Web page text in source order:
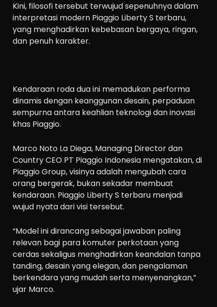
Kini, filosofi tersebut terwujud sepenuhnya dalam
interpretasi modern Piaggio Liberty S terbaru,
yang menghadirkan kebebasan bergaya, ringan,
dan penuh karakter.
Kendaraan roda dua ini memadukan performa
dinamis dengan keanggunan desain, perpaduan
sempurna antara keahlian teknologi dan inovasi
khas Piaggio.
Marco Noto La Diega, Managing Director dan
Country CEO PT Piaggio Indonesia mengatakan, di
Piaggio Group, visinya adalah mengubah cara
orang bergerak, bukan sekadar membuat
kendaraan. Piaggio Liberty S terbaru menjadi
wujud nyata dari visi tersebut.
“Model ini dirancang sebagai jawaban paling
relevan bagi para komuter perkotaan yang
cerdas sekaligus menghadirkan keandalan tanpa
tanding, desain yang elegan, dan pengalaman
berkendara yang mudah serta menyenangkan,”
ujar Marco.